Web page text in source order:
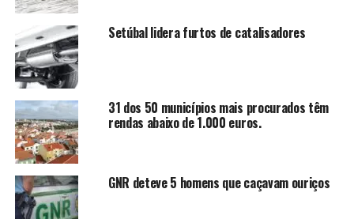
Setúbal lidera furtos de catalisadores
31 dos 50 municípios mais procurados têm
rendas abaixo de 1.000 euros.
GNR deteve 5 homens que caçavam ouriços